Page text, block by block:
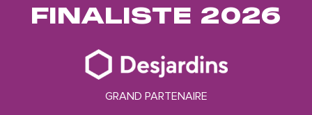
FINALISTE 2026
GRAND PARTENAIRE